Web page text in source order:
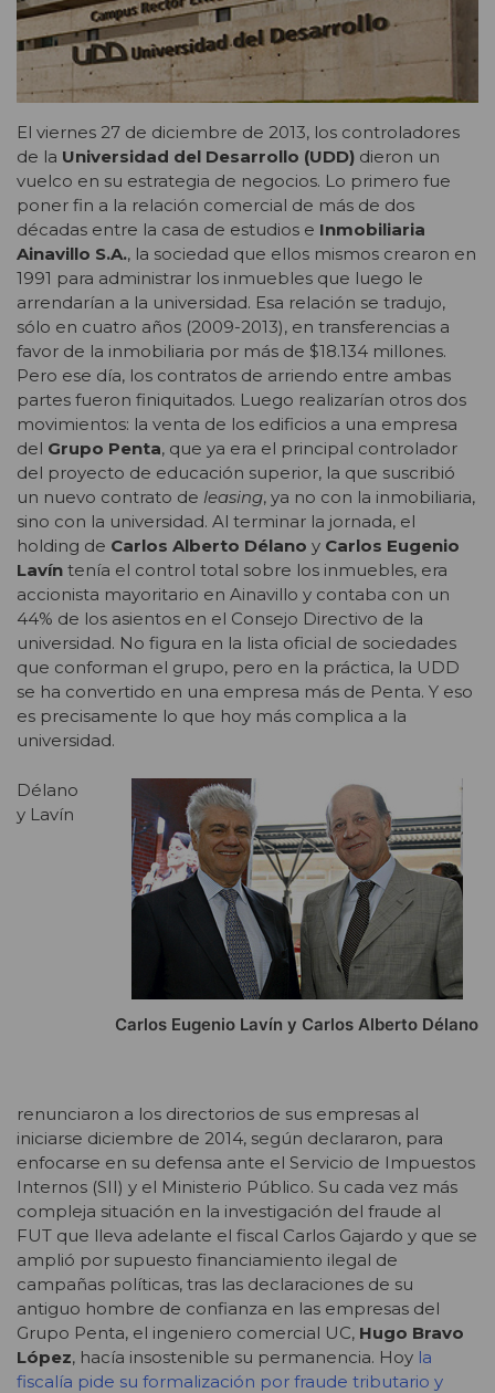
El viernes 27 de diciembre de 2013, los controladores
de la Universidad del Desarrollo (UDD) dieron un
vuelco en su estrategia de negocios. Lo primero fue
poner fin a la relación comercial de más de dos
décadas entre la casa de estudios e Inmobiliaria
Ainavillo S.A., la sociedad que ellos mismos crearon en
1991 para administrar los inmuebles que luego le
arrendarían a la universidad. Esa relación se tradujo,
sólo en cuatro años (2009-2013), en transferencias a
favor de la inmobiliaria por más de $18.134 millones.
Pero ese día, los contratos de arriendo entre ambas
partes fueron finiquitados. Luego realizarían otros dos
movimientos: la venta de los edificios a una empresa
del Grupo Penta, que ya era el principal controlador
del proyecto de educación superior, la que suscribió
un nuevo contrato de leasing, ya no con la inmobiliaria,
sino con la universidad. Al terminar la jornada, el
holding de Carlos Alberto Délano y Carlos Eugenio
Lavín tenía el control total sobre los inmuebles, era
accionista mayoritario en Ainavillo y contaba con un
44% de los asientos en el Consejo Directivo de la
universidad. No figura en la lista oficial de sociedades
que conforman el grupo, pero en la práctica, la UDD
se ha convertido en una empresa más de Penta. Y eso
es precisamente lo que hoy más complica a la
universidad.
Carlos Eugenio Lavín y Carlos Alberto Délano
Délano
y Lavín
renunciaron a los directorios de sus empresas al
iniciarse diciembre de 2014, según declararon, para
enfocarse en su defensa ante el Servicio de Impuestos
Internos (SII) y el Ministerio Público. Su cada vez más
compleja situación en la investigación del fraude al
FUT que lleva adelante el fiscal Carlos Gajardo y que se
amplió por supuesto financiamiento ilegal de
campañas políticas, tras las declaraciones de su
antiguo hombre de confianza en las empresas del
Grupo Penta, el ingeniero comercial UC, Hugo Bravo
López, hacía insostenible su permanencia. Hoy la
fiscalía pide su formalización por fraude tributario y